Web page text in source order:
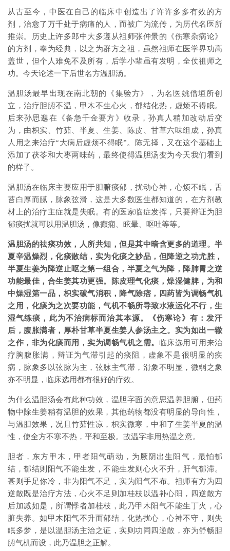
从古至今，中医在自己的临床中创造出了许许多多有效的方
剂，治愈了万千处于病痛的人，而被广为流传，为历代名医所
推崇。历史上许多郎中大多遵从祖师张仲景的《伤寒杂病论》
的方剂，奉为经典，以之为群方之祖，虽然祖师在医学界功高
盖世，但个人难免不及所有，后学小辈虽有发明，全仗祖师之
功。今天论述一下后世名方温胆汤。
温胆汤最早出现在南北朝的《集验方》，为名医姚僧垣所创
立，治疗胆腑不温，甲木不生心火，郁结化热，虚烦不得眠。
后来孙思邈在《备急千金要方》收录，孙真人稍加改动后变
为，由枳实、竹茹、半夏、生姜、陈皮、甘草六味组成，孙真
人用之来治疗“大病后虚烦不得眠”。陈无择，又在这个基础上
添加了茯苓和大枣两味药，最终使得温胆汤变为今天我们看到
的样子。
温胆汤在临床主要应用于胆腑痰郁，扰动心神，心烦不眠，舌
苔白厚而腻，脉象弦滑，这是大多数医生都知道的，在方剂教
材上的治疗主症就是失眠。有的医家临症发挥，只要辩证为胆
郁痰扰就可以用温胆汤，像癫痫、眩晕、呕吐等等。
温胆汤的祛痰功效，人所共知，但是其中暗含更多的道理。半
夏辛温燥烈，化痰散结，实为化痰之妙品，但降逆之功尤胜，
半夏生姜为降逆止呕之第一组合，半夏之气为降，降肺胃之逆
功能最佳，合生姜其功更强。陈皮理气化痰，燥湿健脾，为和
中燥湿第一品，枳实破气消积，降气除痞，四药皆为调畅气机
之用，化痰为之次要功能，气机不畅所导致水液运化不行，生
湿气练痰，此为不治病标而治其本源。《伤寒论》有：发汗
后，腹胀满者，厚朴甘草半夏生姜人参汤主之。实为如出一辙
之作，非为化痰而用，实为调畅气机之需。 临床选用可用来治
疗胸腹胀满，辩证为气滞引起的痰阻，虚象不是很明显的疾
病，脉象多以弦脉为主，弦脉主气滞，滑象不明显，微弱之象
亦不明显，临床选用都有很好的疗效。
为什么温胆汤会有此种功效，温胆字面的意思温养胆腑，但药
物中除生姜稍有温胆的效果，其他药物都没有明显的导向性，
与温胆效果，况且竹茹性凉，枳实微寒，中和了生姜半夏的温
性，使全方不寒不热，平和至极。故温字非用热温之意。
胆者，东方甲木，甲者阳气萌动，为厥阴出生阳气，最怕郁
结，郁结则阳气不能生发，不能生发则心火不升，肝气郁滞。
甚则手足你冷，非为阳气不足，实为阳气不布。祖师有方为四
逆散既是治疗方法，心火不足则加桂枝以温补心阳，四逆散方
后加减如是，所谓悸者加桂枝，此乃甲木阳气不能生丁火，心
脏失养。如甲木阳气不升而郁结，化热扰心，心神不守，则失
眠多梦，是以温胆汤主治之证，实则功同四逆散，亦为舒畅胆
腑气机而设，此乃温胆之正解。